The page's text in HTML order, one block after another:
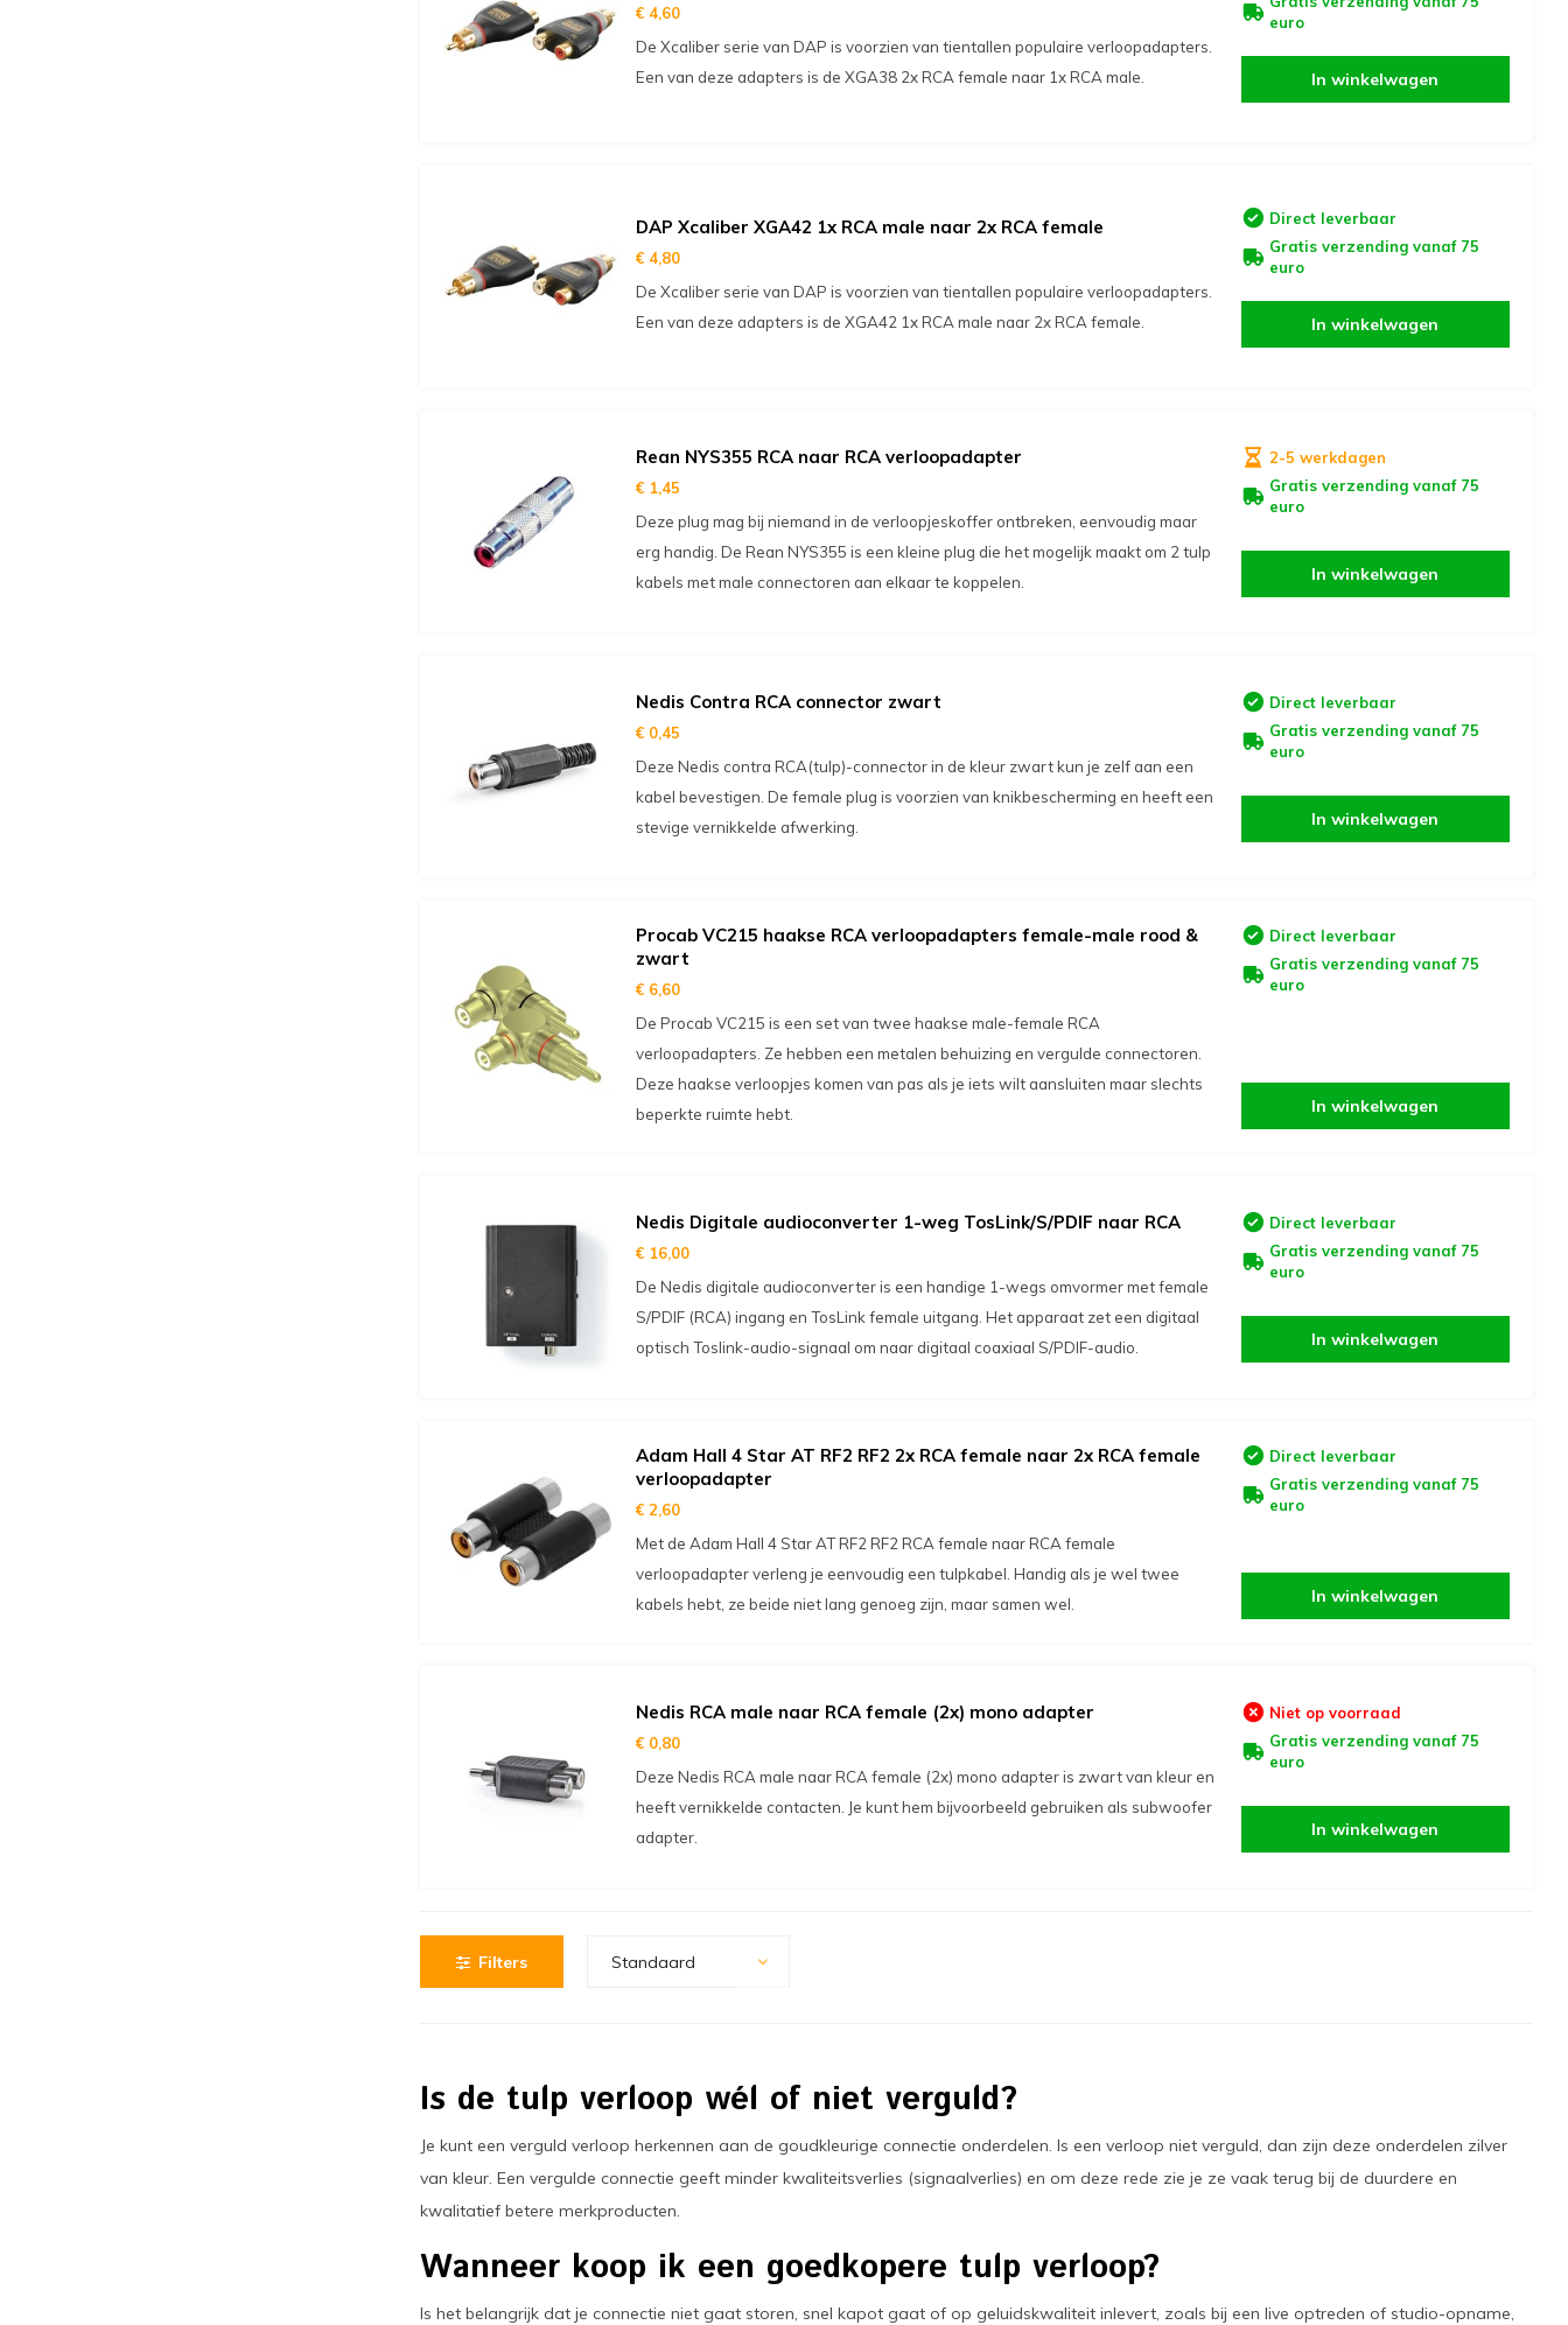
€ 4,60
De Xcaliber serie van DAP is voorzien van tientallen populaire verloopadapters.
Een van deze adapters is de XGA38 2x RCA female naar 1x RCA male.
euro
In winkelwagen
DAP Xcaliber XGA42 1x RCA male naar 2x RCA female
€ 4,80
De Xcaliber serie van DAP is voorzien van tientallen populaire verloopadapters.
Een van deze adapters is de XGA42 1x RCA male naar 2x RCA female.
Direct leverbaar
Gratis verzending vanaf 75
euro
In winkelwagen
Rean NYS355 RCA naar RCA verloopadapter
€ 1,45
Deze plug mag bij niemand in de verloopjeskoffer ontbreken, eenvoudig maar
erg handig. De Rean NYS355 is een kleine plug die het mogelijk maakt om 2 tulp
kabels met male connectoren aan elkaar te koppelen.
2-5 werkdagen
Gratis verzending vanaf 75
euro
In winkelwagen
Nedis Contra RCA connector zwart
€ 0,45
Deze Nedis contra RCA(tulp)-connector in de kleur zwart kun je zelf aan een
kabel bevestigen. De female plug is voorzien van knikbescherming en heeft een
stevige vernikkelde afwerking.
Direct leverbaar
Gratis verzending vanaf 75
euro
In winkelwagen
Procab VC215 haakse RCA verloopadapters female-male rood &
zwart
€ 6,60
De Procab VC215 is een set van twee haakse male-female RCA
verloopadapters. Ze hebben een metalen behuizing en vergulde connectoren.
Deze haakse verloopjes komen van pas als je iets wilt aansluiten maar slechts
beperkte ruimte hebt.
Direct leverbaar
Gratis verzending vanaf 75
euro
In winkelwagen
Nedis Digitale audioconverter 1-weg TosLink/S/PDIF naar RCA
€ 16,00
De Nedis digitale audioconverter is een handige 1-wegs omvormer met female
S/PDIF (RCA) ingang en TosLink female uitgang. Het apparaat zet een digitaal
optisch Toslink-audio-signaal om naar digitaal coaxiaal S/PDIF-audio.
Direct leverbaar
Gratis verzending vanaf 75
euro
In winkelwagen
Adam Hall 4 Star AT RF2 RF2 2x RCA female naar 2x RCA female
verloopadapter
€ 2,60
Met de Adam Hall 4 Star AT RF2 RF2 RCA female naar RCA female
verloopadapter verleng je eenvoudig een tulpkabel. Handig als je wel twee
kabels hebt, ze beide niet lang genoeg zijn, maar samen wel.
Direct leverbaar
Gratis verzending vanaf 75
euro
In winkelwagen
Nedis RCA male naar RCA female (2x) mono adapter
€ 0,80
Deze Nedis RCA male naar RCA female (2x) mono adapter is zwart van kleur en
heeft vernikkelde contacten. Je kunt hem bijvoorbeeld gebruiken als subwoofer
adapter.
Niet op voorraad
Gratis verzending vanaf 75
euro
In winkelwagen
Filters Standaard
Is de tulp verloop wél of niet verguld?
Je kunt een verguld verloop herkennen aan de goudkleurige connectie onderdelen. Is een verloop niet verguld, dan zijn deze onderdelen zilver
van kleur. Een vergulde connectie geeft minder kwaliteitsverlies (signaalverlies) en om deze rede zie je ze vaak terug bij de duurdere en
kwalitatief betere merkproducten.
Wanneer koop ik een goedkopere tulp verloop?
Is het belangrijk dat je connectie niet gaat storen, snel kapot gaat of op geluidskwaliteit inlevert, zoals bij een live optreden of studio-opname,